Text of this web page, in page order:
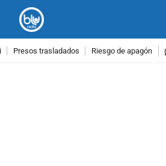
Presos trasladados Riesgo de apagón